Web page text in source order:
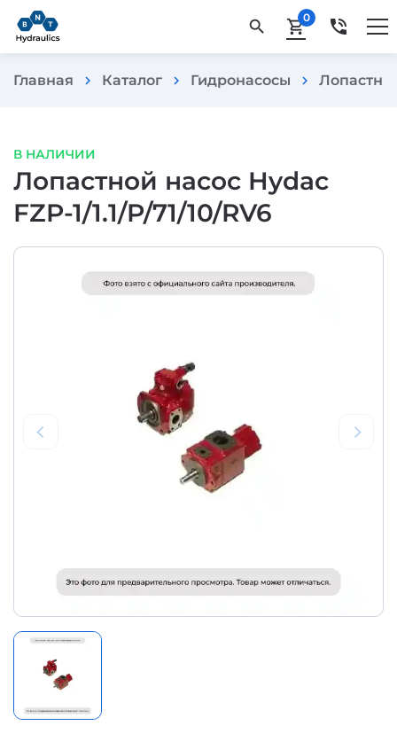
search shopping_cart0 phone_in_talk
Главная chevron_right Каталог chevron_right Гидронасосы chevron_right
В НАЛИЧИИ
Лопастной насос Hydac
FZP-1/1.1/P/71/10/RV6